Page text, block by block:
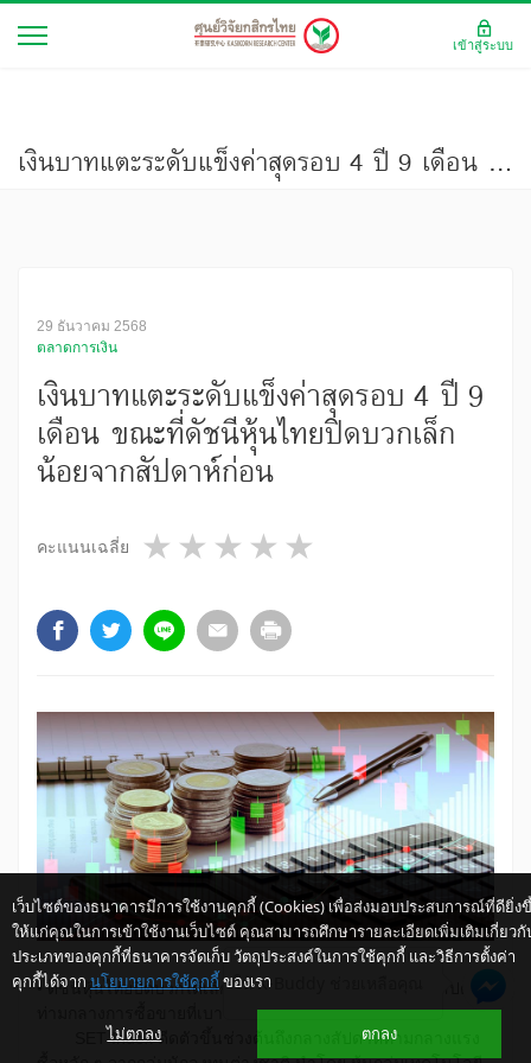
เงินบาทแตะระดับแข็งค่าสุดรอบ 4 ปี 9 เดือน ขณะที่ดัชนีหุ้นไทยปิดบวกเล็กน้อยจากสัปดาห์ก่อน
29 ธันวาคม 2568
ตลาดการเงิน
เงินบาทแตะระดับแข็งค่าสุดรอบ 4 ปี 9
เดือน ขณะที่ดัชนีหุ้นไทยปิดบวกเล็ก
น้อยจากสัปดาห์ก่อน
คะแนนเฉลี่ย 4 stars
3 stars
2 stars
1 star
• ดัชนีหุ้นไทยปิดบวกได้เล็กน้อย แม้จะร่วงลงแรงช่วงท้ายสัปดาห์
SET Index ดีดตัวขึ้นช่วงต้นถึงกลางสัปดาห์ท่ามกลางแรง
เว็บไซต์ของธนาคารมีการใช้งานคุกกี้ (Cookies) เพื่อส่งมอบประสบการณ์ที่ดียิ่ง
ให้แก่คุณในการเข้าใช้งานเว็บไซต์ คุณสามารถศึกษารายละเอียดเพิ่มเติมเกี่ยวกั
ประเภทของคุกกี้ที่ธนาคารจัดเก็บ วัตถุประสงค์ในการใช้คุกกี้ และวิธีการตั้งค่า
คุกกี้ได้จาก นโยบายการใช้คุกกี้ ของเรา
ไม่ตกลง ตกลง
เข้าสู่ระบบ
ให้ K-Buddy ช่วยเหลือคุณ